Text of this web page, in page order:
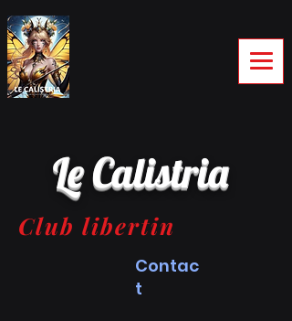
Le Calistria
Club libertin
Contac
t